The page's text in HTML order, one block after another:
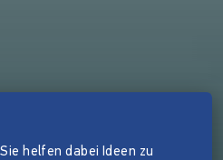
helfen dabei Ideen zu